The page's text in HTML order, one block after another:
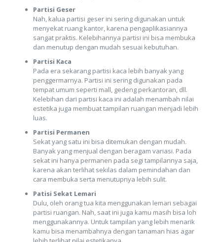
Partisi Geser
Nah, kalua partisi geser ini sering digunakan untuk
menyekat ruang kantor, karena pengaplikasiannya
sangat praktis. Kelebihannya partisi ini bisa membuka
dan menutup dengan mudah sesuai kebutuhan.
Partisi Kaca
Pada era sekarang partisi kaca lebih banyak yang
penggermarnya. Partisi ini sering digunakan pada
tempat umum seperti mall, gedeng perkantoran, dll.
Kelebihan dari partisi kaca ini adalah menambah nilai
estetika juga membuat tampilan ruangan menjadi lebih
luas.
Partisi Permanen
Sekat yang satu ini bisa ditemukan dengan mudah.
Banyak yang menjual dengan beragam variasi. Pada
sekat ini hanya permanen pada segi tampilannya saja,
karena akan terlihat sekilas dalam pemindahan dan
cara membuka serta menutupnya lebih sulit.
Patisi Sekat Lemari
Dulu, oleh orang tua kita menggunakan lemari sebagai
partisi ruangan. Nah, saat ini juga kamu masih bisa loh
menggunakannya. Untuk tampilan yang lebih menarik
kamu bisa menambahnya dengan tanaman hias agar